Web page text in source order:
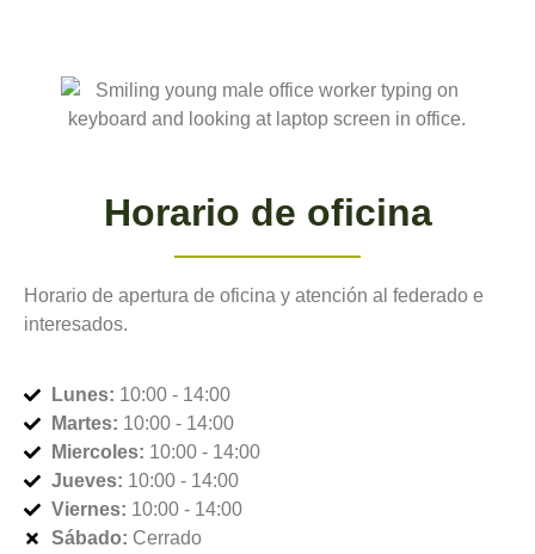
Horario de oficina
Horario de apertura de oficina y atención al federado e
interesados.
Lunes: 10:00 - 14:00
Martes: 10:00 - 14:00
Miercoles: 10:00 - 14:00
Jueves: 10:00 - 14:00
Viernes: 10:00 - 14:00
Sábado: Cerrado